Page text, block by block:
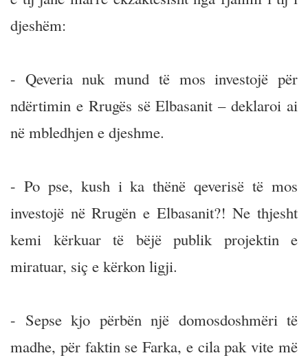
djeshëm:
- Qeveria nuk mund të mos investojë për
ndërtimin e Rrugës së Elbasanit – deklaroi ai
në mbledhjen e djeshme.
- Po pse, kush i ka thënë qeverisë të mos
investojë në Rrugën e Elbasanit?! Ne thjesht
kemi kërkuar të bëjë publik projektin e
miratuar, siç e kërkon ligji.
- Sepse kjo përbën një domosdoshmëri të
madhe, për faktin se Farka, e cila pak vite më